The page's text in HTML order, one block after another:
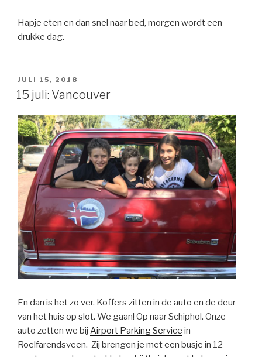
Hapje eten en dan snel naar bed, morgen wordt een
drukke dag.
GEPLAATST
OP
JULI 15, 2018
15 juli: Vancouver
En dan is het zo ver. Koffers zitten in de auto en de deur
van het huis op slot. We gaan! Op naar Schiphol. Onze
auto zetten we bij Airport Parking Service in
Roelfarendsveen. Zij brengen je met een busje in 12